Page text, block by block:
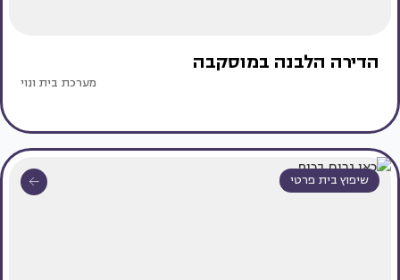
הדירה הלבנה במוסקבה
מערכת בית ונוי
שיפוץ בית פרטי